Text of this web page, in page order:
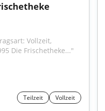
Vollzeit,
Die Frischetheke..."
Teilzeit Vollzeit